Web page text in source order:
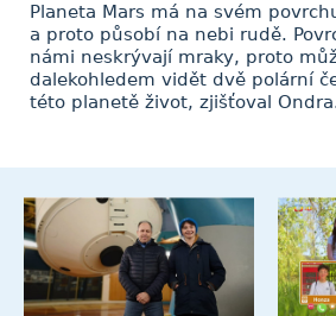
Planeta Mars má na svém
a proto působí na nebi rudě.
námi neskrývají mraky, proto
dalekohledem vidět dvě polární
této planetě život, zjišťoval